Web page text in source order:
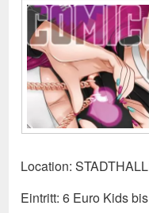
Location:
Eintritt: 6 Euro Kids